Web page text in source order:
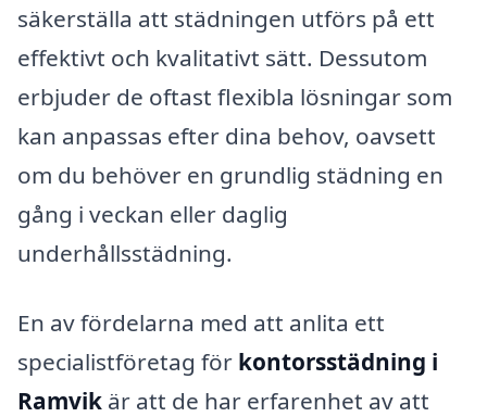
säkerställa att städningen utförs på ett
effektivt och kvalitativt sätt. Dessutom
erbjuder de oftast flexibla lösningar som
kan anpassas efter dina behov, oavsett
om du behöver en grundlig städning en
gång i veckan eller daglig
underhållsstädning.
En av fördelarna med att anlita ett
specialistföretag för kontorsstädning i
Ramvik är att de har erfarenhet av att